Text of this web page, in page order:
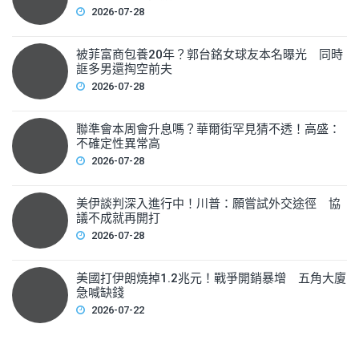
2026-07-28
被菲富商包養20年？郭台銘女球友本名曝光 同時
誆多男還掏空前夫
2026-07-28
聯準會本周會升息嗎？華爾街罕見猜不透！高盛：
不確定性異常高
2026-07-28
美伊談判深入進行中！川普：願嘗試外交途徑 協
議不成就再開打
2026-07-28
美國打伊朗燒掉1.2兆元！戰爭開銷暴增 五角大廈
急喊缺錢
2026-07-22